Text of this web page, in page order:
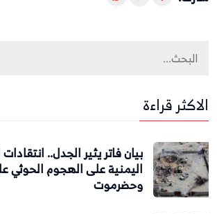
الاكثر قراءة
بيان فاتر يثير الجدل.. انتقادات
اليمنية على الهجوم الحوثي
وحضرموت